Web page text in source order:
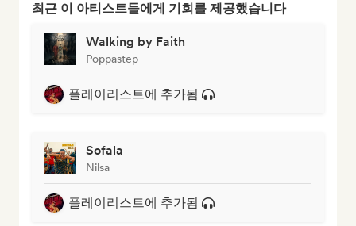
최근 이 아티스트들에게 기회를 제공했습니다
Walking by Faith
Poppastep
플레이리스트에 추가됨
Sofala
Nilsa
플레이리스트에 추가됨